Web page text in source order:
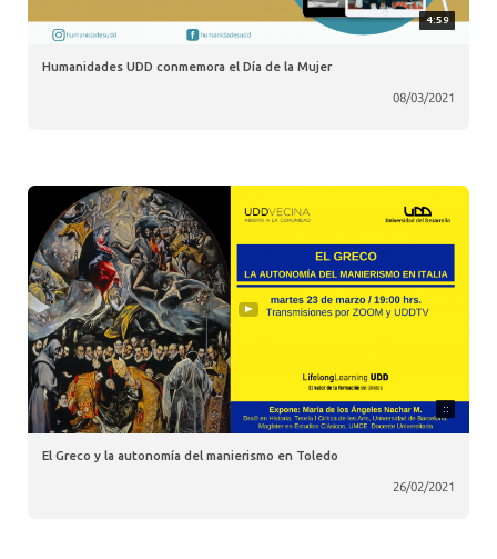
4:59
Humanidades UDD conmemora el Día de la Mujer
08/03/2021
::
El Greco y la autonomía del manierismo en Toledo
26/02/2021